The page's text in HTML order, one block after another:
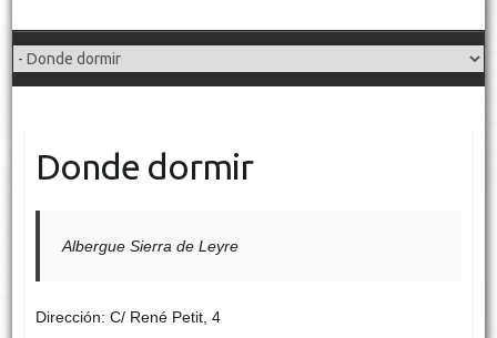
Donde dormir
Albergue Sierra de Leyre
Dirección: C/ René Petit, 4